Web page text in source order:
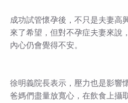
成功試管懷孕後，不只是夫妻高
來了希望，但對不孕症夫妻來說
內心仍會覺得不安。
徐明義院長表示，壓力也是影響
爸媽們盡量放寬心，在飲食上攝